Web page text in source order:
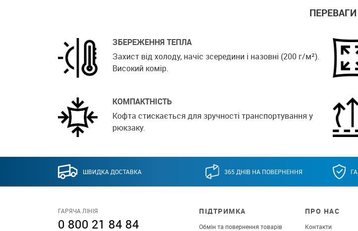
ПЕРЕВАГИ
ЗБЕРЕЖЕННЯ ТЕПЛА
Захист від холоду, начіс зсередини і назовні (200 г/м²).
Високий комір.
КОМПАКТНІСТЬ
Кофта стискається для зручності транспортування у
рюкзаку.
ШВИДКА ДОСТАВКА 365 ДНІВ НА ПОВЕРНЕННЯ
ГАРЯЧА ЛІНІЯ
0 800 21 84 84
ПІДТРИМКА
Обмін та повернення товарів
ПРО НАС
Контакти